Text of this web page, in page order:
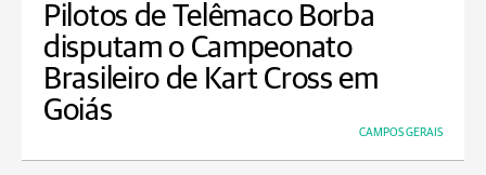
Pilotos de Telêmaco Borba
disputam o Campeonato
Brasileiro de Kart Cross em
Goiás
CAMPOS GERAIS